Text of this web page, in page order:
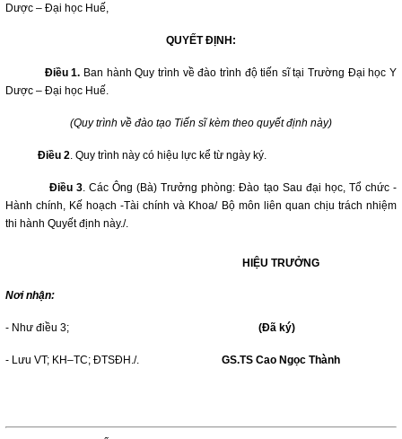
Dược – Đại học Huế,
QUYẾT ĐỊNH:
Điều 1. Ban hành Quy trình về đào trình độ tiến sĩ tại Trường Đại học Y
Dược – Đại học Huế.
(Quy trình về đào tạo Tiến sĩ kèm theo quyết định này)
Điều 2. Quy trình này có hiệu lực kể từ ngày ký.
Điều 3. Các Ông (Bà) Trưởng phòng: Đào tạo Sau đại học, Tổ chức -
Hành chính, Kế hoạch -Tài chính và Khoa/ Bộ môn liên quan chịu trách nhiệm
thi hành Quyết định này./.
Nơi nhận:
- Như điều 3;
- Lưu VT; KH–TC; ĐTSĐH./.
HIỆU TRƯỞNG
(Đã ký)
GS.TS Cao Ngọc Thành